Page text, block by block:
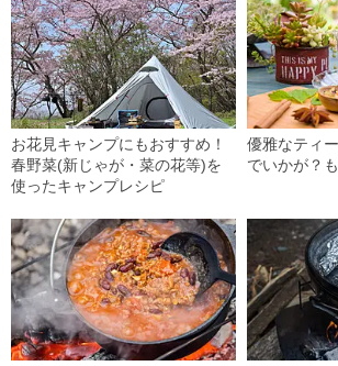
お花見キャンプにもおすすめ！
春野菜(新じゃが・菜の花等)を
使ったキャンプレシピ
優雅なティ
でいかが？